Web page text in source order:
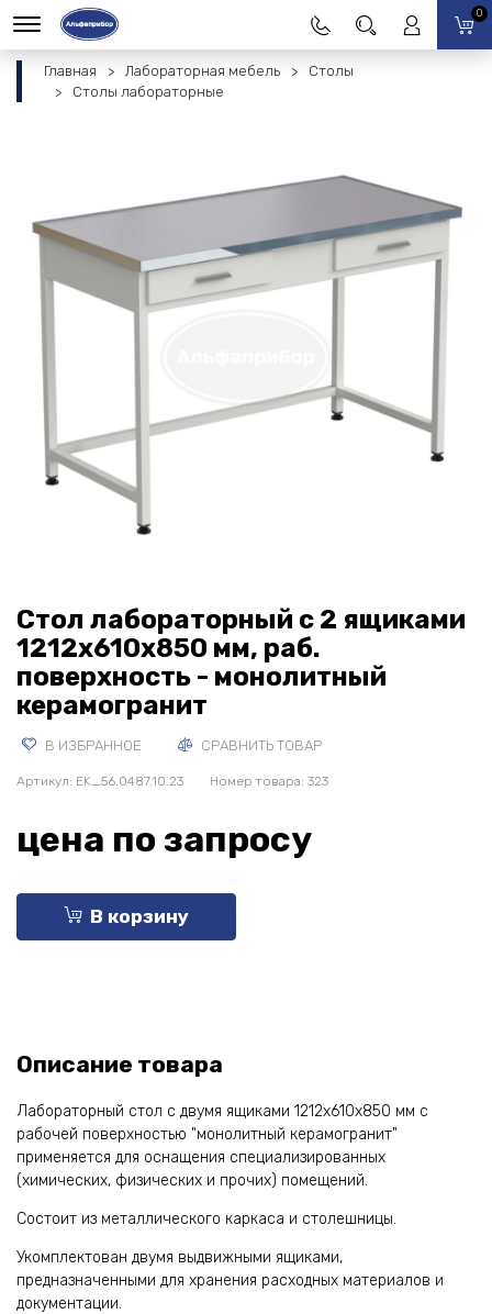
0
Главная Лабораторная мебель
Столы
Столы лабораторные
Стол лабораторный с 2 ящиками
1212х610х850 мм, раб.
поверхность - монолитный
керамогранит
В ИЗБРАННОЕ СРАВНИТЬ ТОВАР
Артикул: EK_56.0487.10.23 Номер товара: 323
цена по запросу
В корзину
Описание товара
Лабораторный стол с двумя ящиками 1212х610х850 мм с
рабочей поверхностью "монолитный керамогранит"
применяется для оснащения специализированных
(химических, физических и прочих) помещений.
Состоит из металлического каркаса и столешницы.
Укомплектован двумя выдвижными ящиками,
предназначенными для хранения расходных материалов и
документации.